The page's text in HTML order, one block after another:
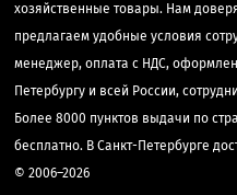
хозяйственные товары. Нам
предлагаем удобные условия
менеджер, оплата с НДС,
Петербургу и всей России,
Более 8000 пунктов выдачи по
бесплатно. В Санкт-Петербурге
© 2006–2026